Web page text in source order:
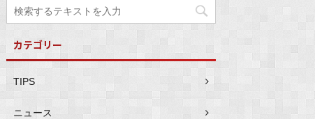
カテゴリー
TIPS
ニュース